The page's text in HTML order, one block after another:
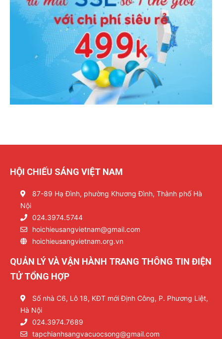
HỘI CHIẾU SÁNG VIỆT NAM
87-89 Hạ Đình, phường Khương Đình, Thành phố Hà
Nội
024.3974.5744
hoichieusangvietnam@gmail.com
hoichieusangvietnam.org.vn
QUẢN LÝ VÀ VẬN HÀNH TRANG THÔNG TIN ĐIỆN
TỬ TỔNG HỢP
Số nhà C6, Lô 18, KĐT mới Định Công, P. Phương Liệt,
Hà Nội
024.3974.7689
tapchianhsangvacuocsong@gmail.com